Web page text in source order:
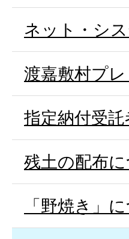
ネット・シ
渡嘉敷村プ
指定納付受
残土の配布
「野焼き」